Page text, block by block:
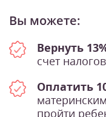
Вы можете:
Вернуть
счет
Оплатить
пройти